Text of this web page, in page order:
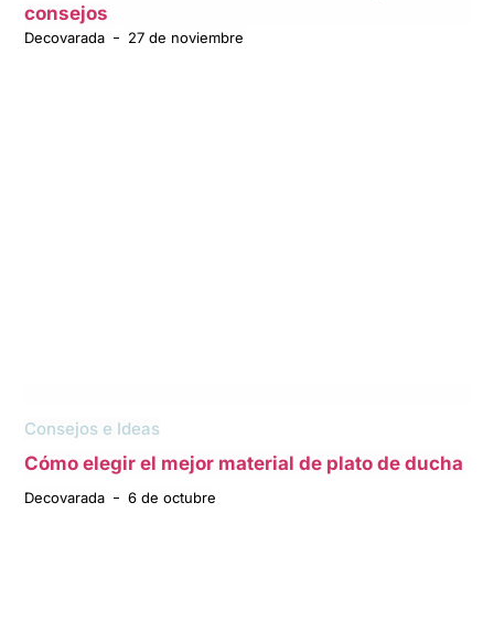
consejos
Decovarada 27 de noviembre
Consejos e Ideas
Cómo elegir el mejor material de plato de ducha
Decovarada 6 de octubre